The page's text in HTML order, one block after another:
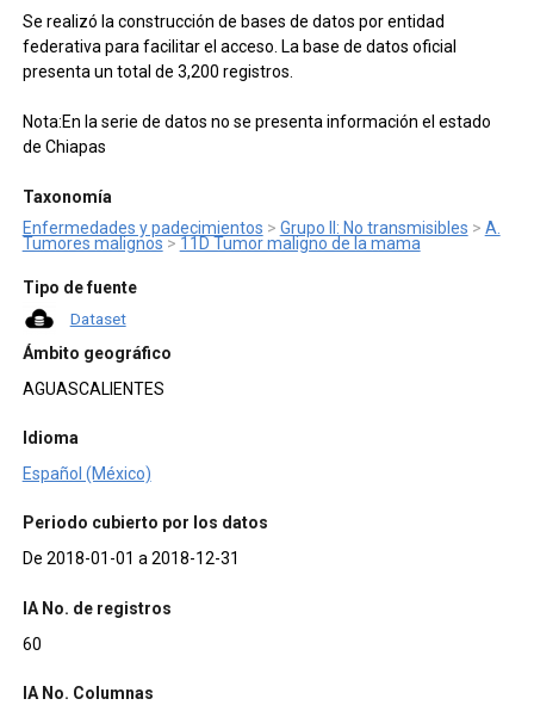
Se realizó la construcción de bases de datos por entidad
federativa para facilitar el acceso. La base de datos oficial
presenta un total de 3,200 registros.
Nota:En la serie de datos no se presenta información el estado
de Chiapas
Taxonomía
Enfermedades y padecimientos > Grupo II: No transmisibles > A.
Tumores malignos > 11D Tumor maligno de la mama
Tipo de fuente
Dataset
Ámbito geográfico
AGUASCALIENTES
Idioma
Español (México)
Periodo cubierto por los datos
De 2018-01-01 a 2018-12-31
IA No. de registros
60
IA No. Columnas